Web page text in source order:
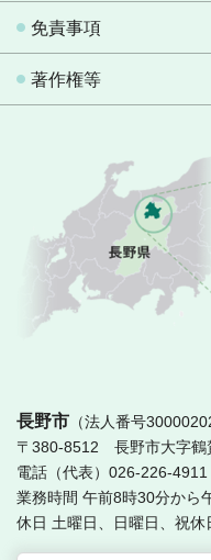
免責事項
著作権等
長野市 （法人番号
〒380-8512 長野市大字鶴
電話（代表）026-226-4911
業務時間 午前8時30分から
休日 土曜日、日曜日、祝休